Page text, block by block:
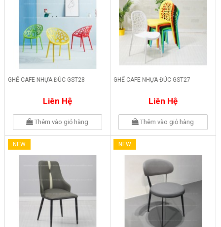
GHẾ CAFE NHỰA ĐÚC GST28
Liên Hệ
Thêm vào giỏ hàng
GHẾ CAFE NHỰA ĐÚC GST27
Liên Hệ
Thêm vào giỏ hàng
NEW NEW